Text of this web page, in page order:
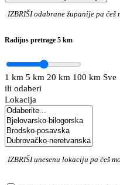
IZBRIŠIodabrane županije pa
Radijus pretrage 5 km
1 km 5 km 20 km 100 km Sve
ili odaberi
Lokacija
IZBRIŠIunesenu lokaciju pa ćeš